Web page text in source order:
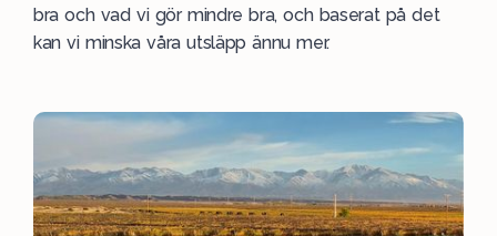
bra och vad vi gör mindre bra, och baserat på det
kan vi minska våra utsläpp ännu mer.